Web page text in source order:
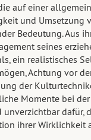
auf einer
und Umsetzung
Bedeutung. Aus
seines
ein realistisches
Achtung vor
der
Momente bei
dafür,
ihrer Wirklichkeit